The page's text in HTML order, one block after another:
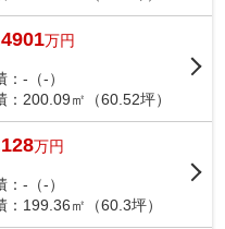
万円
：-（-）
：200.09㎡（60.52坪）
万円
：-（-）
：199.36㎡（60.3坪）